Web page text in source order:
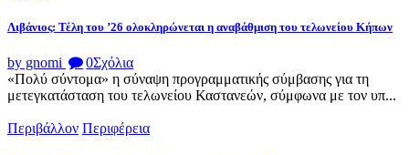
Λιβάνιος: Τέλη του ’26 ολοκληρώνεται η αναβάθμιση του τελωνείου Κήπων
by gnomi 0Σχόλια
«Πολύ σύντομα» η σύναψη προγραμματικής σύμβασης για τη
μετεγκατάσταση του τελωνείου Καστανεών, σύμφωνα με τον υπ...
Περιβάλλον Περιφέρεια